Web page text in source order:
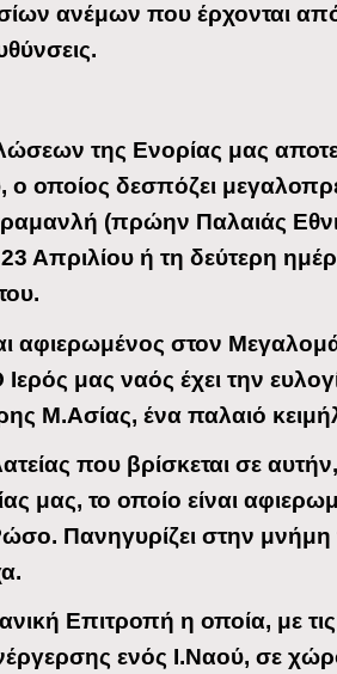
ανέμων που έρχονται
της Ενορίας μας
ο οποίος δεσπόζει
(πρώην Παλαιάς
Απριλίου ή τη δεύτερη
αφιερωμένος στον
μας ναός έχει την
Μ.Ασίας, ένα παλαιό
που βρίσκεται σε
μας, το οποίο είναι
Πανηγυρίζει στην
Επιτροπή η οποία, με
ενός Ι.Ναού, σε